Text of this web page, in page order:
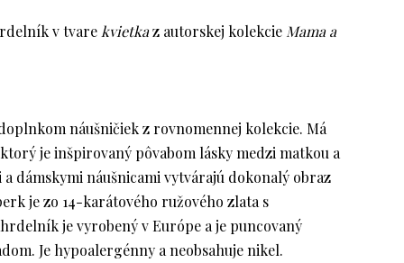
v tvarekvietkaz autorskej kolekcieMama a
náušničiek z rovnomennej kolekcie. Má
je inšpirovaný pôvabom lásky medzi matkou a
dámskymi náušnicami vytvárajú dokonalý obraz
je zo 14-karátového ružového zlata s
je vyrobený v Európe a je puncovaný
Je hypoalergénny a neobsahuje nikel.